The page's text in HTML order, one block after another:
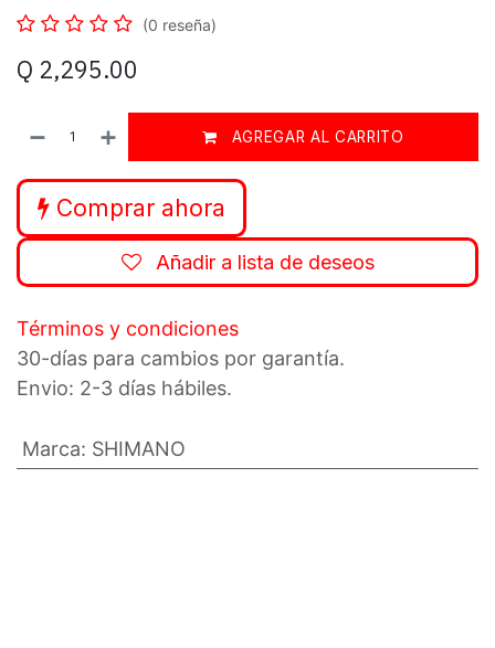
(0 reseña)
Q 2,295.00
AGREGAR AL CARRITO
Comprar ahora
Añadir a lista de deseos
Términos y condiciones
30-días para cambios por garantía.
Envio: 2-3 días hábiles.
Marca: SHIMANO